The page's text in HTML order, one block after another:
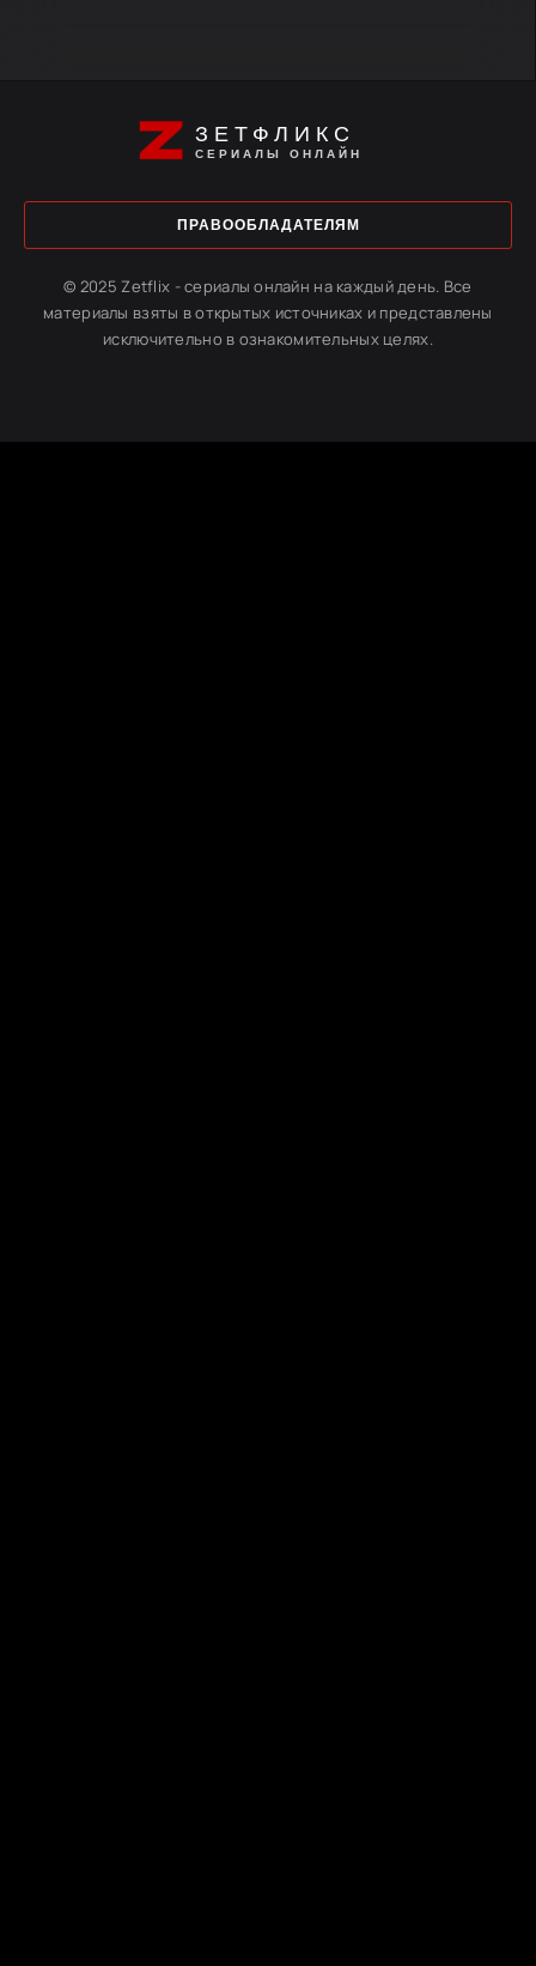
ЗЕТФЛИКС
СЕРИАЛЫ ОНЛАЙН
ПРАВООБЛАДАТЕЛЯМ
© 2025 Zetflix - сериалы онлайн на каждый день. Все
материалы взяты в открытых источниках и представлены
исключительно в ознакомительных целях.